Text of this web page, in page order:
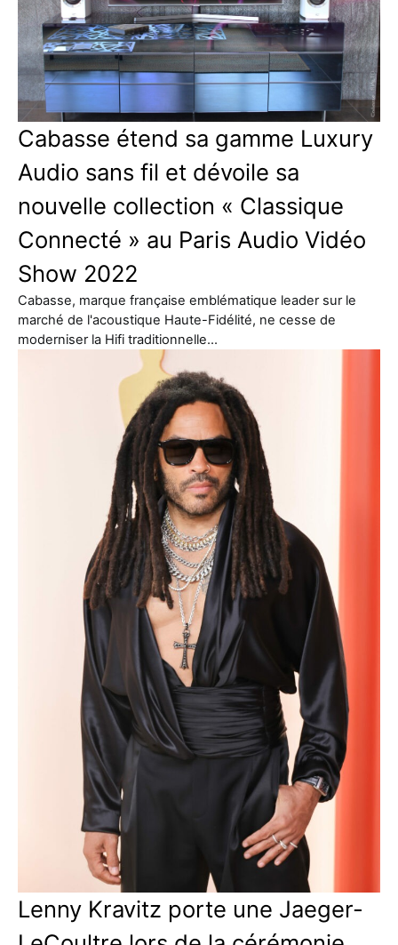
Cabasse étend sa gamme Luxury
Audio sans fil et dévoile sa
nouvelle collection « Classique
Connecté » au Paris Audio Vidéo
Show 2022
Cabasse, marque française emblématique leader sur le
marché de l'acoustique Haute-Fidélité, ne cesse de
moderniser la Hifi traditionnelle…
Lenny Kravitz porte une Jaeger-